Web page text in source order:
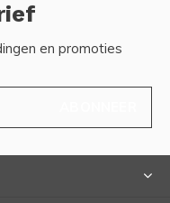
en promoties